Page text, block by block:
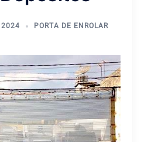
2024 PORTA DE ENROLAR